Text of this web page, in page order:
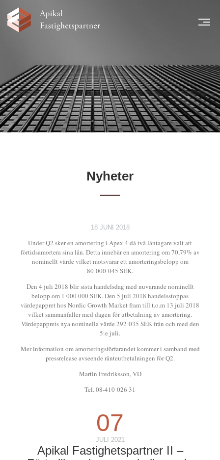
NYHETER
LÅNTAGARE
TEAM
LEGAL INFORMATION
FINANSIELL INFORMATION
Nyheter
07
JULI 2021
Apikal Fastighetspartner II –
18 JUNI 2018
Under Q2 sker en amortering i Apex 4 då två låntagare valt att
förtidsamortera sina lån. Detta innebär en amortering om 70,79% av
nominellt värde vilket motsvarar ett amorteringsbelopp om
80 000 045 SEK.
Den 4 juli 2018 blir sista handelsdag med nuvarande nominellt
belopp om 1 000 000 SEK. Den 5 juli 2018 handelsstoppas
värdepappret hos Nordic Growth Market fram till t.o.m 13 juli 2018
vilket sammanfaller med dagen för utbetalning av amortering.
Värdepapprets nya nominella värde 292 035 SEK från och med den
5:e juli.
Mer information om amorteringsförfarandet kommer i samband med
pressrelease avseende ränteutbetalningen för Q2.
Martin Fredriksson, VD
Tel. 08-410 026 31